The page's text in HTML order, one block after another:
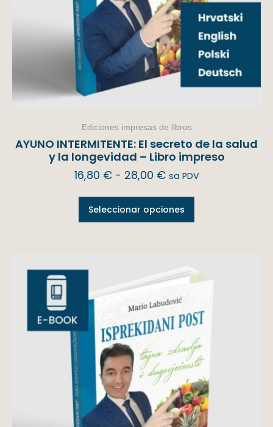
Ediciones impresas de libros
AYUNO INTERMITENTE: El secreto de la salud
y la longevidad – Libro impreso
16,80 € - 28,00 € sa PDV
Seleccionar opciones